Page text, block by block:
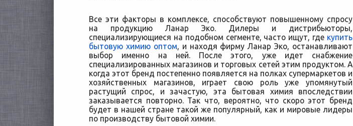
Все эти факторы в комплексе, способствуют повышенному спросу
на продукцию Ланар Эко. Дилеры и дистрибьюторы,
специализирующиеся на подобном сегменте, часто ищут, где купить
бытовую химию оптом, и находя фирму Ланар Эко, останавливают
выбор именно на ней. После этого, уже идет снабжение
специализированных магазинов и торговых сетей этим продуктом. А
когда этот бренд постепенно появляется на полках супермаркетов и
хозяйственных магазинов, играет свою роль уже упомянутый
растущий спрос, и зачастую, эта бытовая химия впоследствии
заказывается повторно. Так что, вероятно, что скоро этот бренд
будет в нашей стране такой же популярный, как и мировые лидеры
по производству бытовой химии.